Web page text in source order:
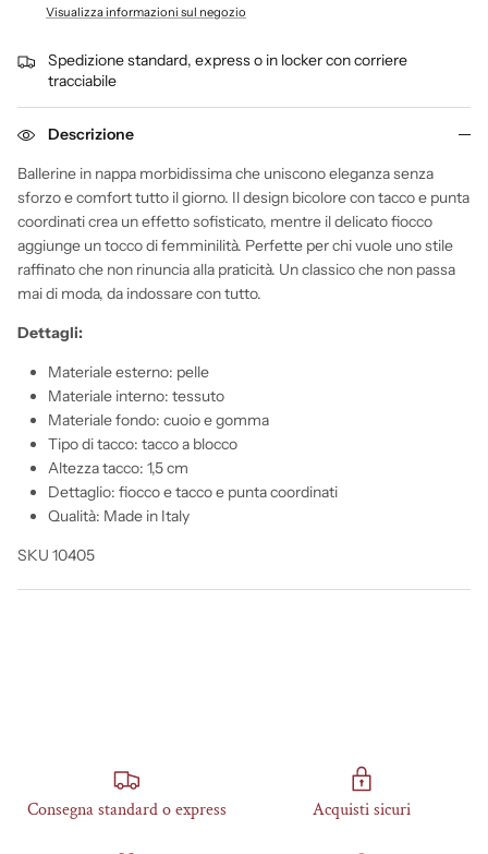
Visualizza informazioni sul negozio
Spedizione standard, express o in locker con corriere
tracciabile
Descrizione
Ballerine in nappa morbidissima che uniscono eleganza senza
sforzo e comfort tutto il giorno. Il design bicolore con tacco e punta
coordinati crea un effetto sofisticato, mentre il delicato fiocco
aggiunge un tocco di femminilità. Perfette per chi vuole uno stile
raffinato che non rinuncia alla praticità. Un classico che non passa
mai di moda, da indossare con tutto.
Dettagli:
Materiale esterno: pelle
Materiale interno: tessuto
Materiale fondo: cuoio e gomma
Tipo di tacco: tacco a blocco
Altezza tacco: 1,5 cm
Dettaglio: fiocco e tacco e punta coordinati
Qualità: Made in Italy
SKU 10405
Consegna standard o express Acquisti sicuri